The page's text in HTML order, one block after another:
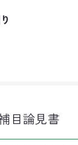
目論見書